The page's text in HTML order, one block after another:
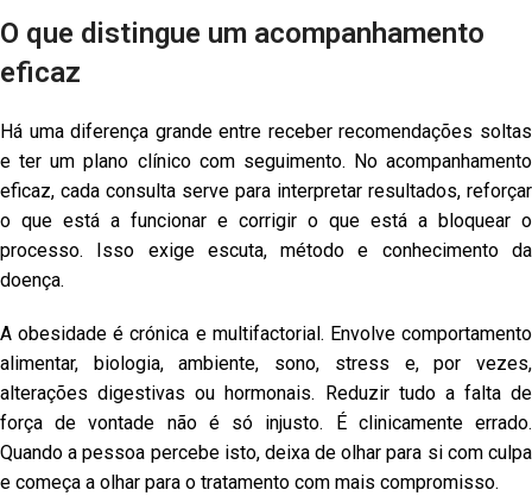
O que distingue um acompanhamento
eficaz
Há uma diferença grande entre receber recomendações soltas
e ter um plano clínico com seguimento. No acompanhamento
eficaz, cada consulta serve para interpretar resultados, reforçar
o que está a funcionar e corrigir o que está a bloquear o
processo. Isso exige escuta, método e conhecimento da
doença.
A obesidade é crónica e multifactorial. Envolve comportamento
alimentar, biologia, ambiente, sono, stress e, por vezes,
alterações digestivas ou hormonais. Reduzir tudo a falta de
força de vontade não é só injusto. É clinicamente errado.
Quando a pessoa percebe isto, deixa de olhar para si com culpa
e começa a olhar para o tratamento com mais compromisso.